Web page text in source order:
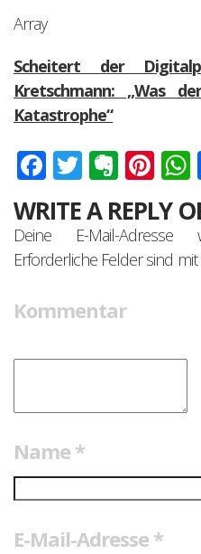
Array
Scheitert der
Kretschmann: „Was
Katastrophe“
Facebook
Twitter
WRITE A REPLY
Deine E-Mail-
Erforderliche Felder sind mit
Kommentar
Name *
E-Mail-Adresse *